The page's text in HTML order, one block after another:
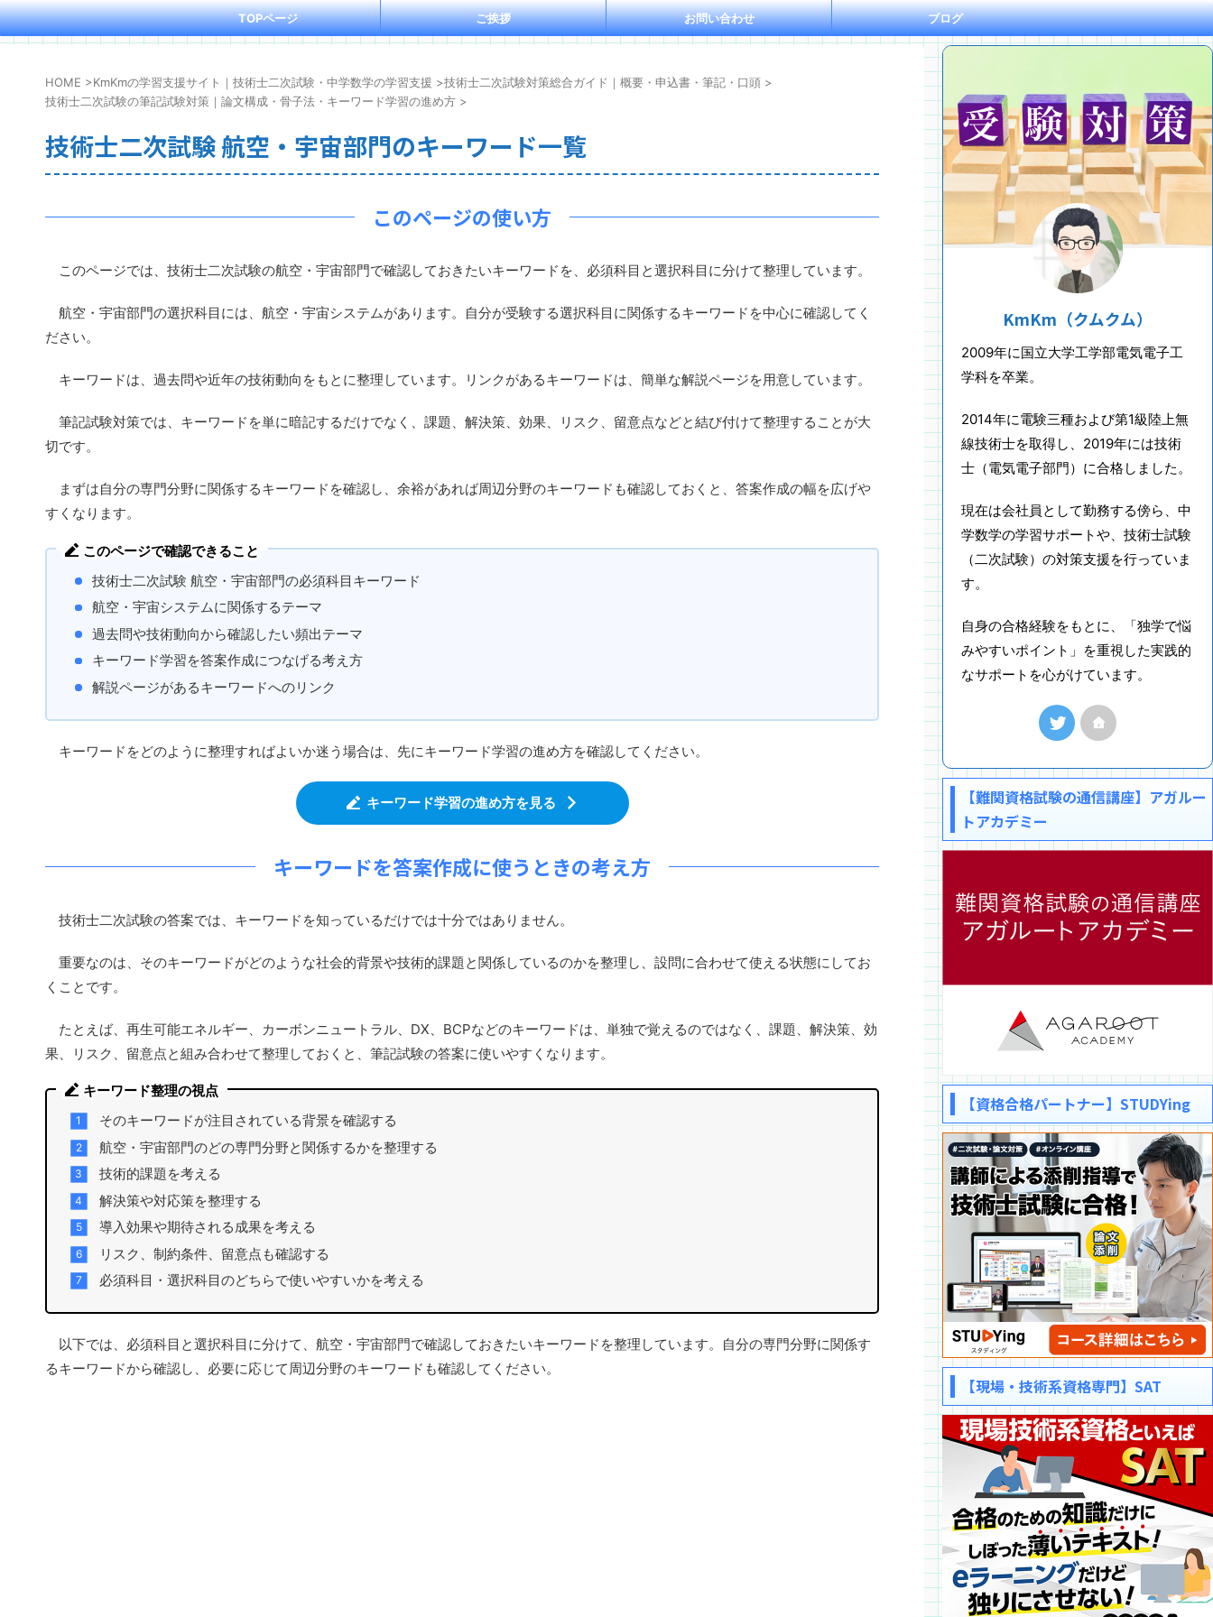
TOPページ ご挨拶 お問い合わせ ブログ
HOME >KmKmの学習支援サイト｜技術士二次試験・中学数学の学習支援 >技術士二次試験対策総合ガイド｜概要・申込書・筆記・口頭 >
技術士二次試験の筆記試験対策｜論文構成・骨子法・キーワード学習の進め方 >
技術士二次試験 航空・宇宙部門のキーワード一覧
このページの使い方
このページでは、技術士二次試験の航空・宇宙部門で確認しておきたいキーワードを、必須科目と選択科目に分けて整理しています。
航空・宇宙部門の選択科目には、航空・宇宙システムがあります。自分が受験する選択科目に関係するキーワードを中心に確認してく
ださい。
キーワードは、過去問や近年の技術動向をもとに整理しています。リンクがあるキーワードは、簡単な解説ページを用意しています。
筆記試験対策では、キーワードを単に暗記するだけでなく、課題、解決策、効果、リスク、留意点などと結び付けて整理することが大
切です。
まずは自分の専門分野に関係するキーワードを確認し、余裕があれば周辺分野のキーワードも確認しておくと、答案作成の幅を広げや
すくなります。
このページで確認できること
技術士二次試験 航空・宇宙部門の必須科目キーワード
航空・宇宙システムに関係するテーマ
過去問や技術動向から確認したい頻出テーマ
キーワード学習を答案作成につなげる考え方
解説ページがあるキーワードへのリンク
キーワードをどのように整理すればよいか迷う場合は、先にキーワード学習の進め方を確認してください。
キーワード学習の進め方を見る
キーワードを答案作成に使うときの考え方
技術士二次試験の答案では、キーワードを知っているだけでは十分ではありません。
重要なのは、そのキーワードがどのような社会的背景や技術的課題と関係しているのかを整理し、設問に合わせて使える状態にしてお
くことです。
たとえば、再生可能エネルギー、カーボンニュートラル、DX、BCPなどのキーワードは、単独で覚えるのではなく、課題、解決策、効
果、リスク、留意点と組み合わせて整理しておくと、筆記試験の答案に使いやすくなります。
キーワード整理の視点
そのキーワードが注目されている背景を確認する
航空・宇宙部門のどの専門分野と関係するかを整理する
技術的課題を考える
解決策や対応策を整理する
導入効果や期待される成果を考える
リスク、制約条件、留意点も確認する
必須科目・選択科目のどちらで使いやすいかを考える
以下では、必須科目と選択科目に分けて、航空・宇宙部門で確認しておきたいキーワードを整理しています。自分の専門分野に関係す
るキーワードから確認し、必要に応じて周辺分野のキーワードも確認してください。
KmKm（クムクム）
2009年に国立大学工学部電気電子工
学科を卒業。
2014年に電験三種および第1級陸上無
線技術士を取得し、2019年には技術
士（電気電子部門）に合格しました。
現在は会社員として勤務する傍ら、中
学数学の学習サポートや、技術士試験
（二次試験）の対策支援を行っていま
す。
自身の合格経験をもとに、「独学で悩
みやすいポイント」を重視した実践的
なサポートを心がけています。
【難関資格試験の通信講座】アガルー
トアカデミー
【資格合格パートナー】STUDYing
【現場・技術系資格専門】SAT